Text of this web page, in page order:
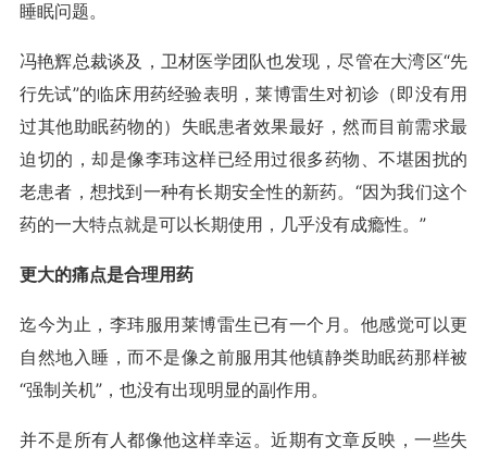
睡眠问题。
冯艳辉总裁谈及，卫材医学团队也发现，尽管在大湾区“先
行先试”的临床用药经验表明，莱博雷生对初诊（即没有用
过其他助眠药物的）失眠患者效果最好，然而目前需求最
迫切的，却是像李玮这样已经用过很多药物、不堪困扰的
老患者，想找到一种有长期安全性的新药。“因为我们这个
药的一大特点就是可以长期使用，几乎没有成瘾性。”
更大的痛点是合理用药
迄今为止，李玮服用莱博雷生已有一个月。他感觉可以更
自然地入睡，而不是像之前服用其他镇静类助眠药那样被
“强制关机”，也没有出现明显的副作用。
并不是所有人都像他这样幸运。近期有文章反映，一些失